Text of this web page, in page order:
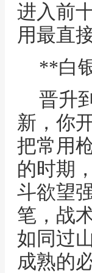
进入前
用最直
**白
晋升
新，你
把常用
的时期
斗欲望
笔，战
如同过
成熟的